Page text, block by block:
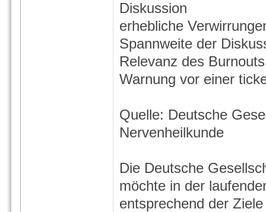
Diskussion
erhebliche
Spannweite der
Relevanz des
Warnung vor einer
Quelle: Deutsche
Nervenheilkunde
Die Deutsche
möchte in der
entsprechend der